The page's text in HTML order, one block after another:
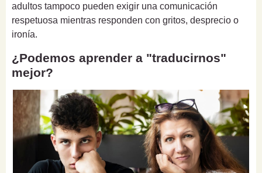
adultos tampoco pueden exigir una comunicación
respetuosa mientras responden con gritos, desprecio o
ironía.
¿Podemos aprender a "traducirnos"
mejor?